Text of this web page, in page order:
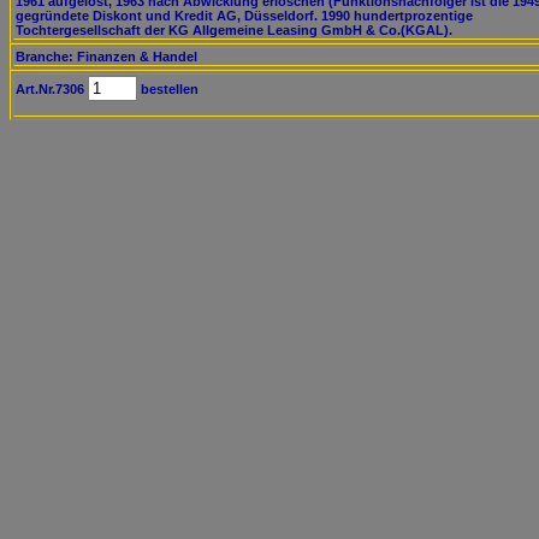
gegründete Diskont und Kredit AG, Düsseldorf. 1990 hundertprozentige
Tochtergesellschaft der KG Allgemeine Leasing GmbH & Co.(KGAL).
Branche: Finanzen & Handel
Art.Nr.7306 bestellen